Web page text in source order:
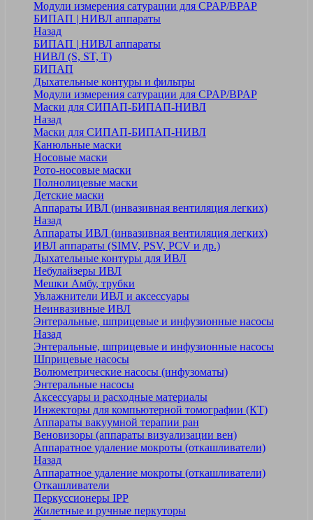
Модули измерения сатурации для CPAP/BPAP
БИПАП | НИВЛ аппараты
Назад
БИПАП | НИВЛ аппараты
НИВЛ (S, ST, T)
БИПАП
Дыхательные контуры и фильтры
Модули измерения сатурации для CPAP/BPAP
Маски для СИПАП-БИПАП-НИВЛ
Назад
Маски для СИПАП-БИПАП-НИВЛ
Канюльные маски
Носовые маски
Рото-носовые маски
Полнолицевые маски
Детские маски
Аппараты ИВЛ (инвазивная вентиляция легких)
Назад
Аппараты ИВЛ (инвазивная вентиляция легких)
ИВЛ аппараты (SIMV, PSV, PCV и др.)
Дыхательные контуры для ИВЛ
Небулайзеры ИВЛ
Мешки Амбу, трубки
Увлажнители ИВЛ и аксессуары
Неинвазивные ИВЛ
Энтеральные, шприцевые и инфузионные насосы
Назад
Энтеральные, шприцевые и инфузионные насосы
Шприцевые насосы
Волюметрические насосы (инфузоматы)
Энтеральные насосы
Аксессуары и расходные материалы
Инжекторы для компьютерной томографии (КТ)
Аппараты вакуумной терапии ран
Веновизоры (аппараты визуализации вен)
Аппаратное удаление мокроты (откашливатели)
Назад
Аппаратное удаление мокроты (откашливатели)
Откашливатели
Перкуссионеры IPP
Жилетные и ручные перкуторы